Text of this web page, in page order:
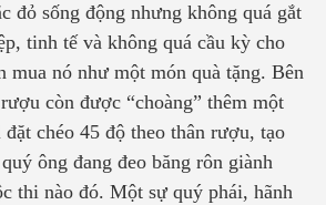
đỏ sống động nhưng không quá gắt
tinh tế và không quá cầu kỳ cho
mua nó như một món quà tặng. Bên
còn được “choàng” thêm một
chéo 45 độ theo thân rượu, tạo
ông đang đeo băng rôn giành
thi nào đó. Một sự quý phái, hãnh